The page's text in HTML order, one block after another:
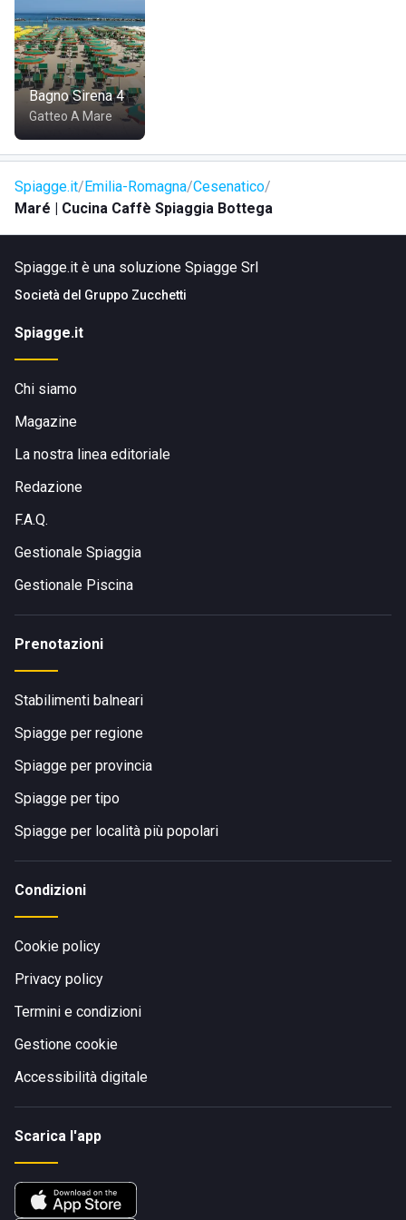
residenziale. Per chi arriva in
includono percorrere
10 minuti per poco più di tre chilometri,
minuti per quasi 2,5 chilometri, o
Cecchini e Via Roma
Bagno Sirena 4
Gatteo A Mare
Spiagge.it Emilia-Romagna Cesenatico
Maré | Cucina Caffè Spiaggia Bottega
Spiagge.it è una soluzione Spiagge Srl
Società del Gruppo Zucchetti
Spiagge.it
Chi siamo
Magazine
La nostra linea editoriale
Redazione
F.A.Q.
Gestionale Spiaggia
Gestionale Piscina
Prenotazioni
Stabilimenti balneari
Spiagge per regione
Spiagge per provincia
Spiagge per tipo
Spiagge per località più popolari
Condizioni
Cookie policy
Privacy policy
Termini e condizioni
Gestione cookie
Accessibilità digitale
Scarica l'app